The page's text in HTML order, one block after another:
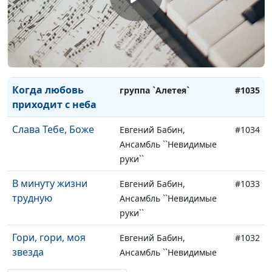
благодать Твоя
Раны сердца Ангелина Хакштеттер
Ты с нами, Бог! группа `Алетея` #1036
Когда любовь
приходит с неба
группа `Алетея` #1035
Слава Тебе, Боже
Евгений Бабин,
Ансамбль ``Невидимые
руки``
#1034
В минуту жизни
трудную
Евгений Бабин,
Ансамбль ``Невидимые
руки``
#1033
Гори, гори, моя
звезда
Евгений Бабин,
Ансамбль ``Невидимые
руки``
#1032